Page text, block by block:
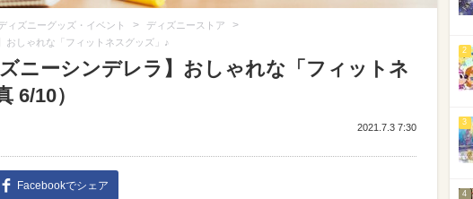
ィズニーグッズ・イベント > ディズニーストア >
おしゃれな「フィットネスグッズ」♪
ニーシンデレラ】おしゃれな「フィットネ
6/10）
2021.7.3 7:30
Facebookでシェア
2
3
4